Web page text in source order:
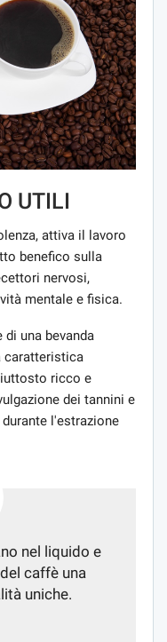
UTILI
attiva il lavoro
benefico sulla
nervosi,
mentale e fisica.
una bevanda
caratteristica
ricco e
dei tannini e
l'estrazione
nel liquido e
caffè una
uniche.